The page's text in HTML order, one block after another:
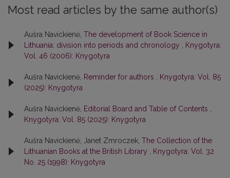
Most read articles by the same author(s)
Aušra Navickienė, The development of Book Science in
Lithuania: division into periods and chronology
Knygotyra:
Vol. 46 (2006): Knygotyra
Aušra Navickienė, Reminder for authors
Knygotyra: Vol. 85
(2025): Knygotyra
Aušra Navickienė, Editorial Board and Table of Contents
Knygotyra: Vol. 85 (2025): Knygotyra
Aušra Navickienė, Janet Zmroczek, The Collection of the
Lithuanian Books at the British Library
Knygotyra: Vol. 32
No. 25 (1998): Knygotyra